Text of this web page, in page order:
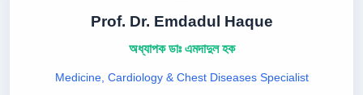
Prof. Dr. Emdadul Haque
অধ্যাপক ডাঃ এমদাদুল হক
Medicine, Cardiology & Chest Diseases Specialist